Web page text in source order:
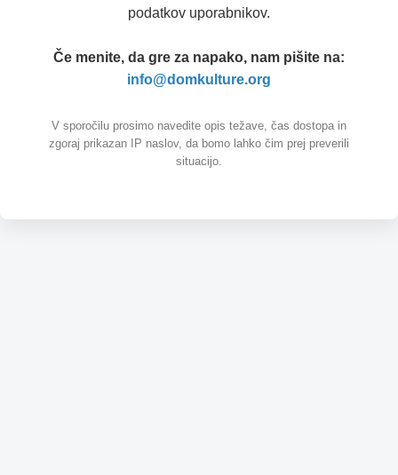
podatkov uporabnikov.
Če menite, da gre za napako, nam pišite na:
info@domkulture.org
V sporočilu prosimo navedite opis težave, čas dostopa in
zgoraj prikazan IP naslov, da bomo lahko čim prej preverili
situacijo.